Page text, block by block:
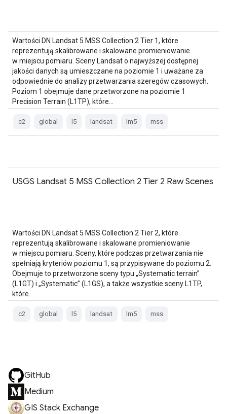
Wartości DN Landsat 5 MSS Collection 2 Tier 1, które
reprezentują skalibrowane i skalowane promieniowanie
w miejscu pomiaru. Sceny Landsat o najwyższej dostępnej
jakości danych są umieszczane na poziomie 1 i uważane za
odpowiednie do analizy przetwarzania szeregów czasowych.
Poziom 1 obejmuje dane przetworzone na poziomie 1
Precision Terrain (L1TP), które…
c2 global l5 landsat lm5 mss
USGS Landsat 5 MSS Collection 2 Tier 2 Raw Scenes
Wartości DN Landsat 5 MSS Collection 2 Tier 2, które
reprezentują skalibrowane i skalowane promieniowanie
w miejscu pomiaru. Sceny, które podczas przetwarzania nie
spełniają kryteriów poziomu 1, są przypisywane do poziomu 2.
Obejmuje to przetworzone sceny typu „Systematic terrain”
(L1GT) i „Systematic” (L1GS), a także wszystkie sceny L1TP,
które…
c2 global l5 landsat lm5 mss
GitHub
Medium
GIS Stack Exchange